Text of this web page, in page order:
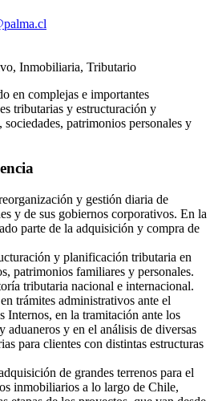
, Inmobiliaria, Tributario
en complejas e importantes
tributarias y estructuración y
patrimonios personales y
y gestión diaria de
y de sus gobiernos corporativos. En la
parte de la adquisición y compra de
y planificación tributaria en
patrimonios familiares y personales.
tributaria nacional e internacional.
trámites administrativos ante el
Internos, en la tramitación ante los
aduaneros y en el análisis de diversas
para clientes con distintas estructuras
de grandes terrenos para el
inmobiliarios a lo largo de Chile,